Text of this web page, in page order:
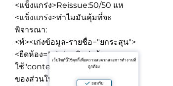
<แข็งแกร่ง>Reissue:50/50 แห
<แข็งแกร่ง>ทำไมมันคุ้มที่จะ
พิจารณา:
<พ์><เก่งข้อมูล-รายชื่อ="ยกระสุน">
<ยืดห้อง="ql-ส่วนติดต่อผู้
ใช้"contenteditable="ผิด">
ของส่วนใหญ่พยายาม-หลังจากคอน
เว็บไซต์นี้ใช้คุกกี้เพื่อความสะดวกและการทำงานที่
ถูกต้อง
ยอมรับ